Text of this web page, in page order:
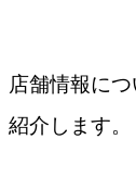
店舗情報に
紹介します。